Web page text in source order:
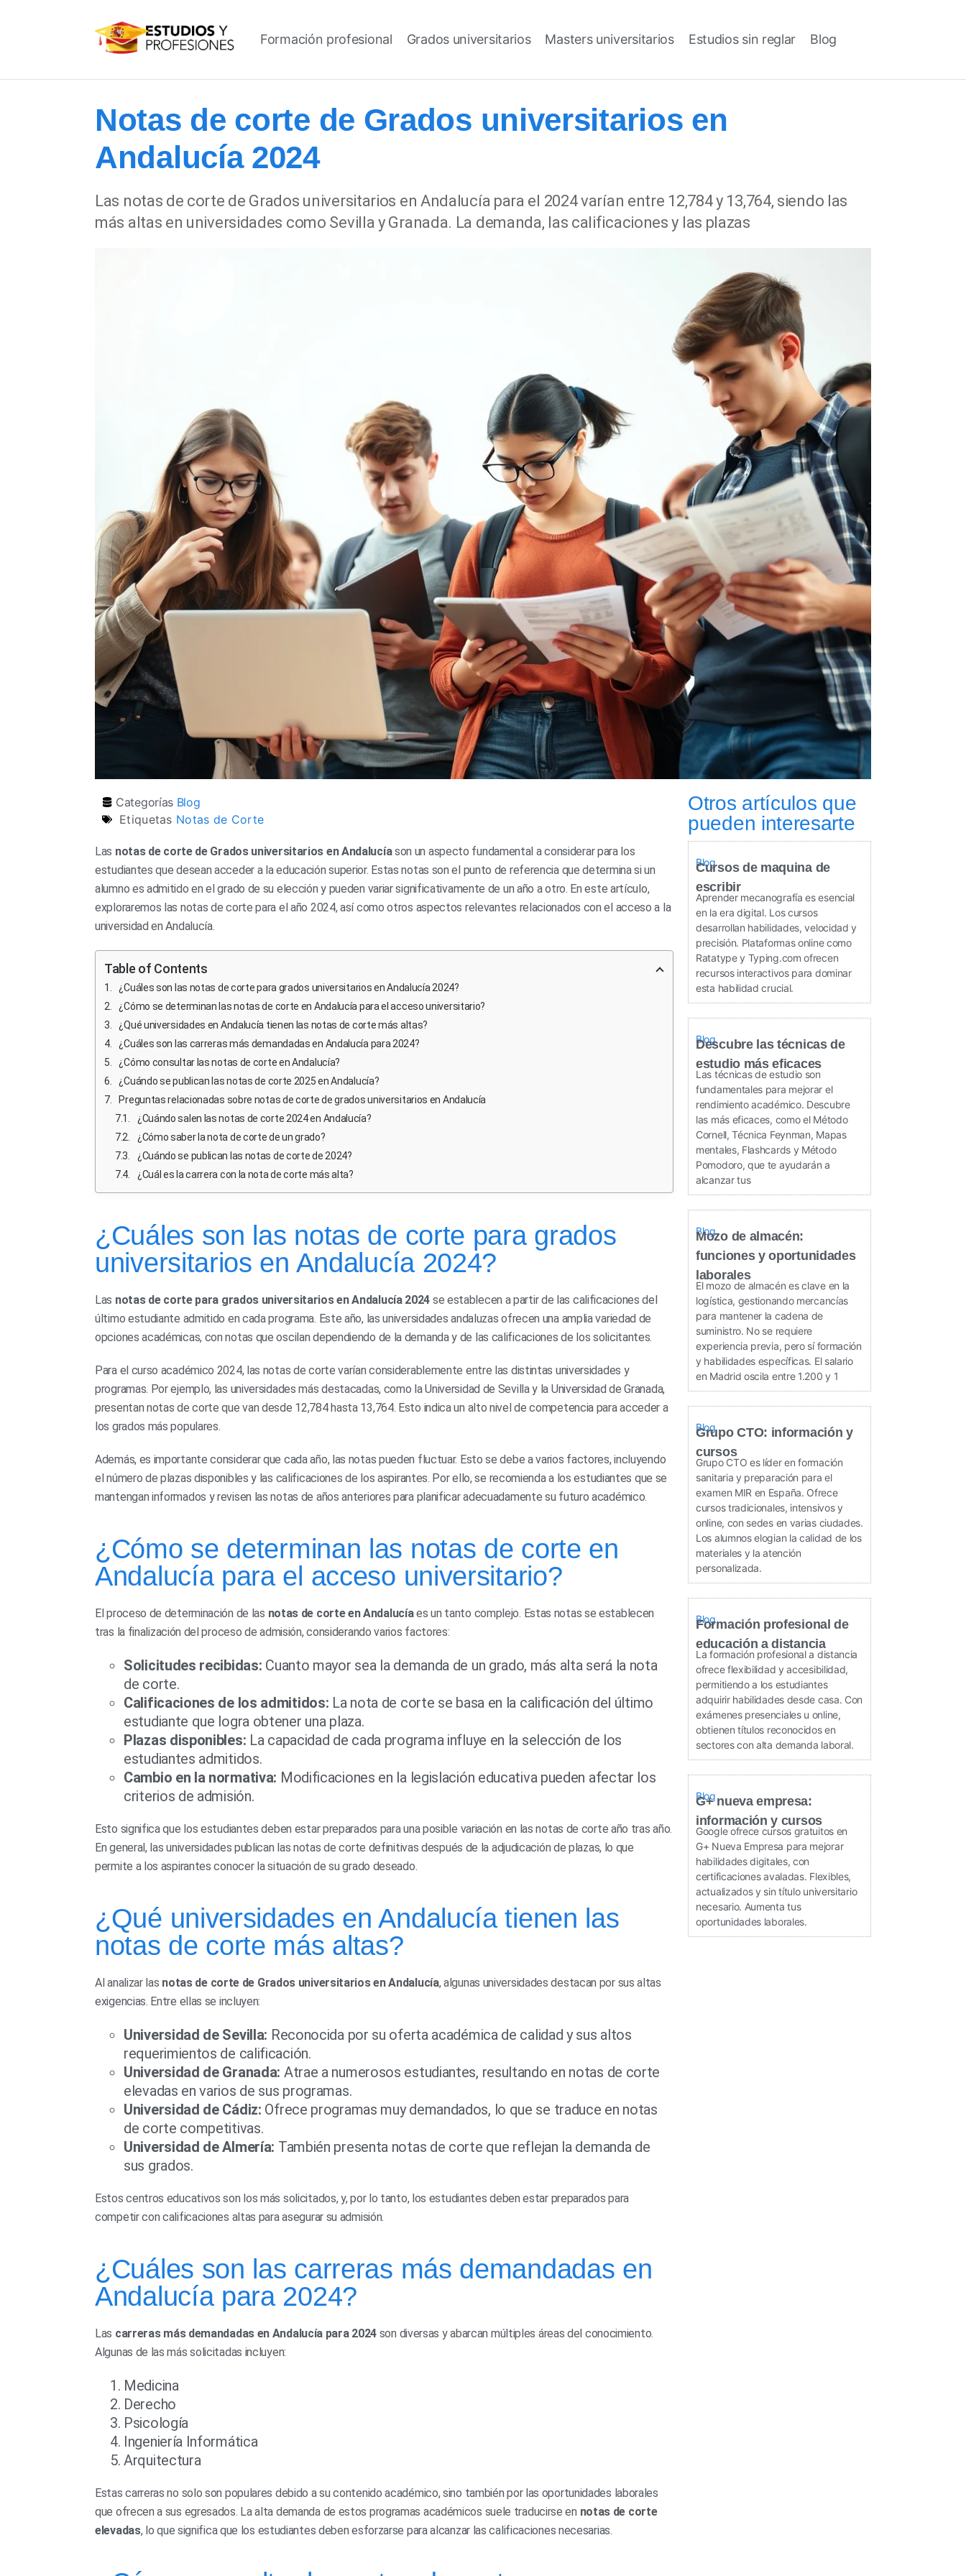
Formación profesional Grados universitarios Masters universitarios Estudios sin reglar Blog
Notas de corte de Grados universitarios en
Andalucía 2024
Las notas de corte de Grados universitarios en Andalucía para el 2024 varían entre 12,784 y 13,764, siendo las
más altas en universidades como Sevilla y Granada. La demanda, las calificaciones y las plazas
Categorías Blog
Etiquetas Notas de Corte
Las notas de corte de Grados universitarios en Andalucíason un aspecto fundamental a considerar para los
estudiantes que desean acceder a la educación superior. Estas notas son el punto de referencia que determina si un
alumno es admitido en el grado de su elección y pueden variar significativamente de un año a otro. En este artículo,
exploraremos las notas de corte para el año 2024, así como otros aspectos relevantes relacionados con el acceso a la
universidad en Andalucía.
Table of Contents
¿Cuáles son las notas de corte para grados universitarios en Andalucía 2024?
¿Cómo se determinan las notas de corte en Andalucía para el acceso universitario?
¿Qué universidades en Andalucía tienen las notas de corte más altas?
¿Cuáles son las carreras más demandadas en Andalucía para 2024?
¿Cómo consultar las notas de corte en Andalucía?
¿Cuándo se publican las notas de corte 2025 en Andalucía?
Preguntas relacionadas sobre notas de corte de grados universitarios en Andalucía
¿Cuándo salen las notas de corte 2024 en Andalucía?
¿Cómo saber la nota de corte de un grado?
¿Cuándo se publican las notas de corte de 2024?
¿Cuál es la carrera con la nota de corte más alta?
¿Cuáles son las notas de corte para grados
universitarios en Andalucía 2024?
Las notas de corte para grados universitarios en Andalucía 2024 se establecen a partir de las calificaciones del
último estudiante admitido en cada programa. Este año, las universidades andaluzas ofrecen una amplia variedad de
opciones académicas, con notas que oscilan dependiendo de la demanda y de las calificaciones de los solicitantes.
Para el curso académico 2024, las notas de corte varían considerablemente entre las distintas universidades y
programas. Por ejemplo, las universidades más destacadas, como la Universidad de Sevilla y la Universidad de Granada,
presentan notas de corte que van desde 12,784 hasta 13,764. Esto indica un alto nivel de competencia para acceder a
los grados más populares.
Además, es importante considerar que cada año, las notas pueden fluctuar. Esto se debe a varios factores, incluyendo
el número de plazas disponibles y las calificaciones de los aspirantes. Por ello, se recomienda a los estudiantes que se
mantengan informados y revisen las notas de años anteriores para planificar adecuadamente su futuro académico.
¿Cómo se determinan las notas de corte en
Andalucía para el acceso universitario?
El proceso de determinación de las notas de corte en Andalucíaes un tanto complejo. Estas notas se establecen
tras la finalización del proceso de admisión, considerando varios factores:
Solicitudes recibidas: Cuanto mayor sea la demanda de un grado, más alta será la nota
de corte.
Calificaciones de los admitidos: La nota de corte se basa en la calificación del último
estudiante que logra obtener una plaza.
Plazas disponibles: La capacidad de cada programa influye en la selección de los
estudiantes admitidos.
Cambio en la normativa: Modificaciones en la legislación educativa pueden afectar los
criterios de admisión.
Esto significa que los estudiantes deben estar preparados para una posible variación en las notas de corte año tras año.
En general, las universidades publican las notas de corte definitivas después de la adjudicación de plazas, lo que
permite a los aspirantes conocer la situación de su grado deseado.
¿Qué universidades en Andalucía tienen las
notas de corte más altas?
Al analizar las notas de corte de Grados universitarios en Andalucía, algunas universidades destacan por sus altas
exigencias. Entre ellas se incluyen:
Universidad de Sevilla: Reconocida por su oferta académica de calidad y sus altos
requerimientos de calificación.
Universidad de Granada: Atrae a numerosos estudiantes, resultando en notas de corte
elevadas en varios de sus programas.
Universidad de Cádiz: Ofrece programas muy demandados, lo que se traduce en notas
de corte competitivas.
Universidad de Almería: También presenta notas de corte que reflejan la demanda de
sus grados.
Estos centros educativos son los más solicitados, y, por lo tanto, los estudiantes deben estar preparados para
competir con calificaciones altas para asegurar su admisión.
¿Cuáles son las carreras más demandadas en
Andalucía para 2024?
Las carreras más demandadas en Andalucía para 2024 son diversas y abarcan múltiples áreas del conocimiento.
Algunas de las más solicitadas incluyen:
Medicina
Derecho
Psicología
Ingeniería Informática
Arquitectura
Estas carreras no solo son populares debido a su contenido académico, sino también por las oportunidades laborales
que ofrecen a sus egresados. La alta demanda de estos programas académicos suele traducirse en notas de corte
elevadas, lo que significa que los estudiantes deben esforzarse para alcanzar las calificaciones necesarias.
Otros artículos que
pueden interesarte
Blog
Cursos de maquina de
escribir
Aprender mecanografía es esencial
en la era digital. Los cursos
desarrollan habilidades, velocidad y
precisión. Plataformas online como
Ratatype y Typing.com ofrecen
recursos interactivos para dominar
esta habilidad crucial.
Blog
Descubre las técnicas de
estudio más eficaces
Las técnicas de estudio son
fundamentales para mejorar el
rendimiento académico. Descubre
las más eficaces, como el Método
Cornell, Técnica Feynman, Mapas
mentales, Flashcards y Método
Pomodoro, que te ayudarán a
alcanzar tus
Blog
Mozo de almacén:
funciones y oportunidades
laborales
El mozo de almacén es clave en la
logística, gestionando mercancías
para mantener la cadena de
suministro. No se requiere
experiencia previa, pero sí formación
y habilidades específicas. El salario
en Madrid oscila entre 1.200 y 1
Blog
Grupo CTO: información y
cursos
Grupo CTO es líder en formación
sanitaria y preparación para el
examen MIR en España. Ofrece
cursos tradicionales, intensivos y
online, con sedes en varias ciudades.
Los alumnos elogian la calidad de los
materiales y la atención
personalizada.
Blog
Formación profesional de
educación a distancia
La formación profesional a distancia
ofrece flexibilidad y accesibilidad,
permitiendo a los estudiantes
adquirir habilidades desde casa. Con
exámenes presenciales u online,
obtienen títulos reconocidos en
sectores con alta demanda laboral.
Blog
G+ nueva empresa:
información y cursos
Google ofrece cursos gratuitos en
G+ Nueva Empresa para mejorar
habilidades digitales, con
certificaciones avaladas. Flexibles,
actualizados y sin título universitario
necesario. Aumenta tus
oportunidades laborales.